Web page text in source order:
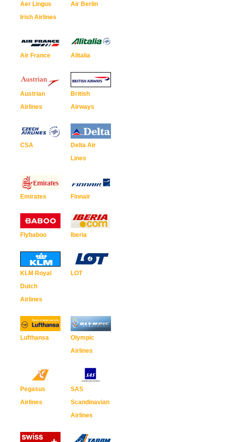
Aer Lingus
Irish Airlines
Air Berlin
Air France Alitalia
Austrian
Airlines
British
Airways
CSA
Delta Air
Lines
Emirates Finnair
Flybaboo Iberia
KLM Royal
Dutch
Airlines
LOT
Lufthansa
Olympic
Airlines
Pegasus
Airlines
SAS
Scandinavian
Airlines